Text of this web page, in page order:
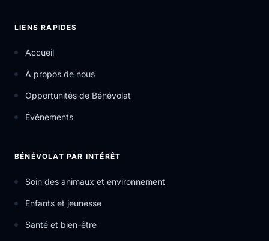
LIENS RAPIDES
Accueil
À propos de nous
Opportunités de Bénévolat
Événements
BÉNÉVOLAT PAR INTÉRÊT
Soin des animaux et environnement
Enfants et jeunesse
Santé et bien-être